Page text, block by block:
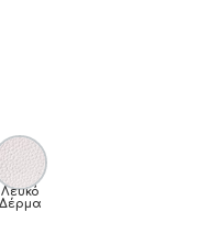
Λευκό
Δέρμα